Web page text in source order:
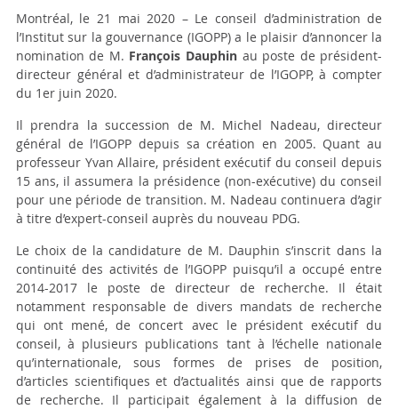
Montréal, le 21 mai 2020 – Le conseil d’administration de
l’Institut sur la gouvernance (IGOPP) a le plaisir d’annoncer la
nomination de M. François Dauphin au poste de président-
directeur général et d’administrateur de l’IGOPP, à compter
du 1erjuin 2020.
Il prendra la succession de M. Michel Nadeau, directeur
général de l’IGOPP depuis sa création en 2005. Quant au
professeur Yvan Allaire, président exécutif du conseil depuis
15 ans, il assumera la présidence (non-exécutive) du conseil
pour une période de transition. M. Nadeau continuera d’agir
à titre d’expert-conseil auprès du nouveau PDG.
Le choix de la candidature de M. Dauphin s’inscrit dans la
continuité des activités de l’IGOPP puisqu’il a occupé entre
2014-2017 le poste de directeur de recherche. Il était
notamment responsable de divers mandats de recherche
qui ont mené, de concert avec le président exécutif du
conseil, à plusieurs publications tant à l’échelle nationale
qu’internationale, sous formes de prises de position,
d’articles scientifiques et d’actualités ainsi que de rapports
de recherche. Il participait également à la diffusion de